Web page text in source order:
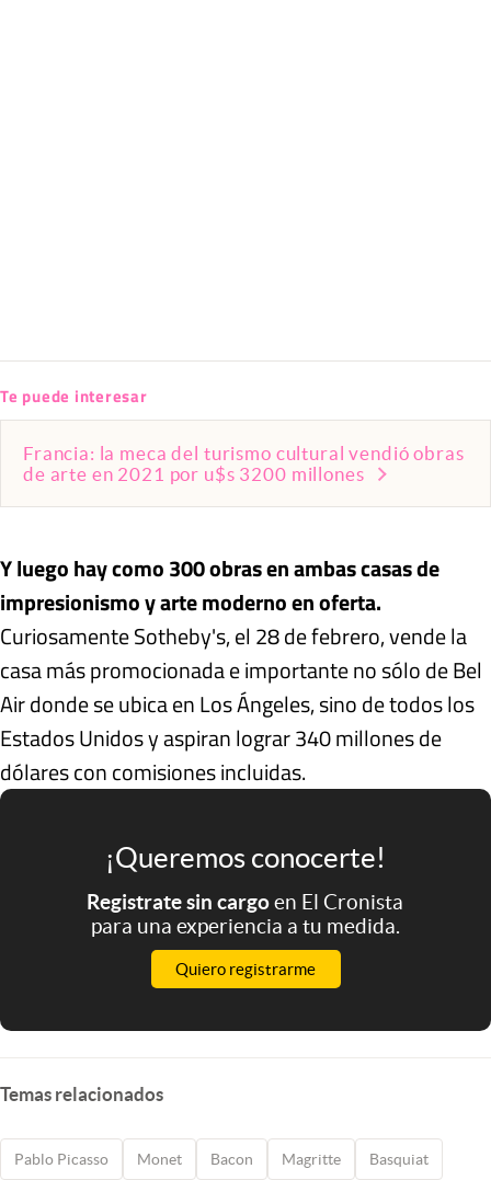
Te puede interesar
Francia: la meca del turismo cultural vendió obras
de arte en 2021 por u$s 3200 millones
Y luego hay como 300 obras en ambas casas de
impresionismo y arte moderno en oferta.
Curiosamente Sotheby's, el 28 de febrero, vende la
casa más promocionada e importante no sólo de Bel
Air donde se ubica en Los Ángeles, sino de todos los
Estados Unidos y aspiran lograr 340 millones de
dólares con comisiones incluidas.
¡Queremos conocerte!
Registrate sin cargoen El Cronista
para una experiencia a tu medida.
Quiero registrarme
Temas relacionados
Pablo Picasso Monet Bacon Magritte Basquiat